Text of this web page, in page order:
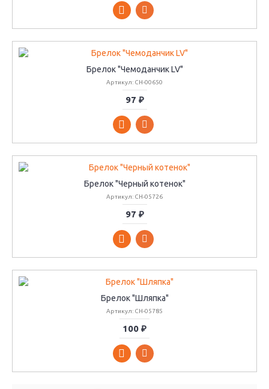
Брелок "Чемоданчик LV"
Артикул: CH-00650
97 ₽
Брелок "Черный котенок"
Артикул: CH-05726
97 ₽
Брелок "Шляпка"
Артикул: CH-05785
100 ₽